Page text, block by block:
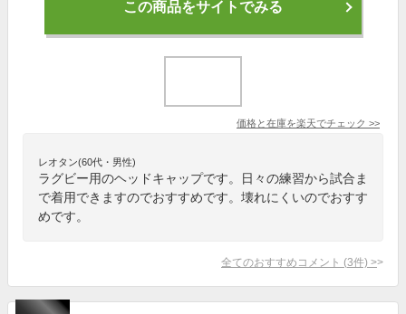
この商品をサイトでみる
価格と在庫を楽天でチェック >>
レオタン(60代・男性)
ラグビー用のヘッドキャップです。日々の練習から試合ま
で着用できますのでおすすめです。壊れにくいのでおすす
めです。
全てのおすすめコメント (3件) >